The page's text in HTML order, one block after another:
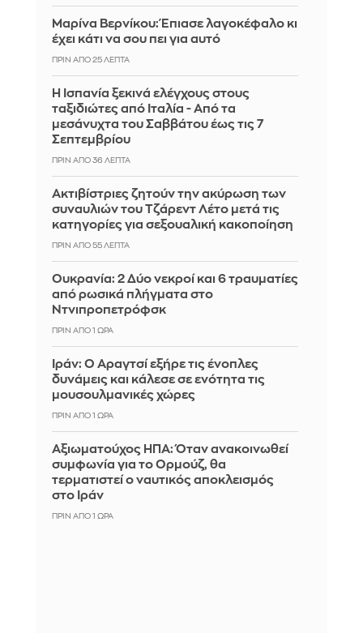
Μαρίνα Βερνίκου: Έπιασε λαγοκέφαλο κι
έχει κάτι να σου πει για αυτό
ΠΡΙΝ ΑΠΌ 25 ΛΕΠΤΆ
Η Ισπανία ξεκινά ελέγχους στους
ταξιδιώτες από Ιταλία - Από τα
μεσάνυχτα του Σαββάτου έως τις 7
Σεπτεμβρίου
ΠΡΙΝ ΑΠΌ 36 ΛΕΠΤΆ
Ακτιβίστριες ζητούν την ακύρωση των
συναυλιών του Τζάρεντ Λέτο μετά τις
κατηγορίες για σεξουαλική κακοποίηση
ΠΡΙΝ ΑΠΌ 55 ΛΕΠΤΆ
Ουκρανία: 2 Δύο νεκροί και 6 τραυματίες
από ρωσικά πλήγματα στο
Ντνιπροπετρόφσκ
ΠΡΙΝ ΑΠΌ 1 ΏΡΑ
Ιράν: Ο Αραγτσί εξήρε τις ένοπλες
δυνάμεις και κάλεσε σε ενότητα τις
μουσουλμανικές χώρες
ΠΡΙΝ ΑΠΌ 1 ΏΡΑ
Αξιωματούχος ΗΠΑ: Όταν ανακοινωθεί
συμφωνία για το Ορμούζ, θα
τερματιστεί ο ναυτικός αποκλεισμός
στο Ιράν
ΠΡΙΝ ΑΠΌ 1 ΏΡΑ